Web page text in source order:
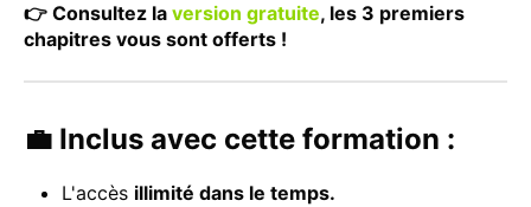
👉 Consultez la version gratuite, les 3 premiers
chapitres vous sont offerts !
💼 Inclus avec cette formation :
L'accès illimité dans le temps.